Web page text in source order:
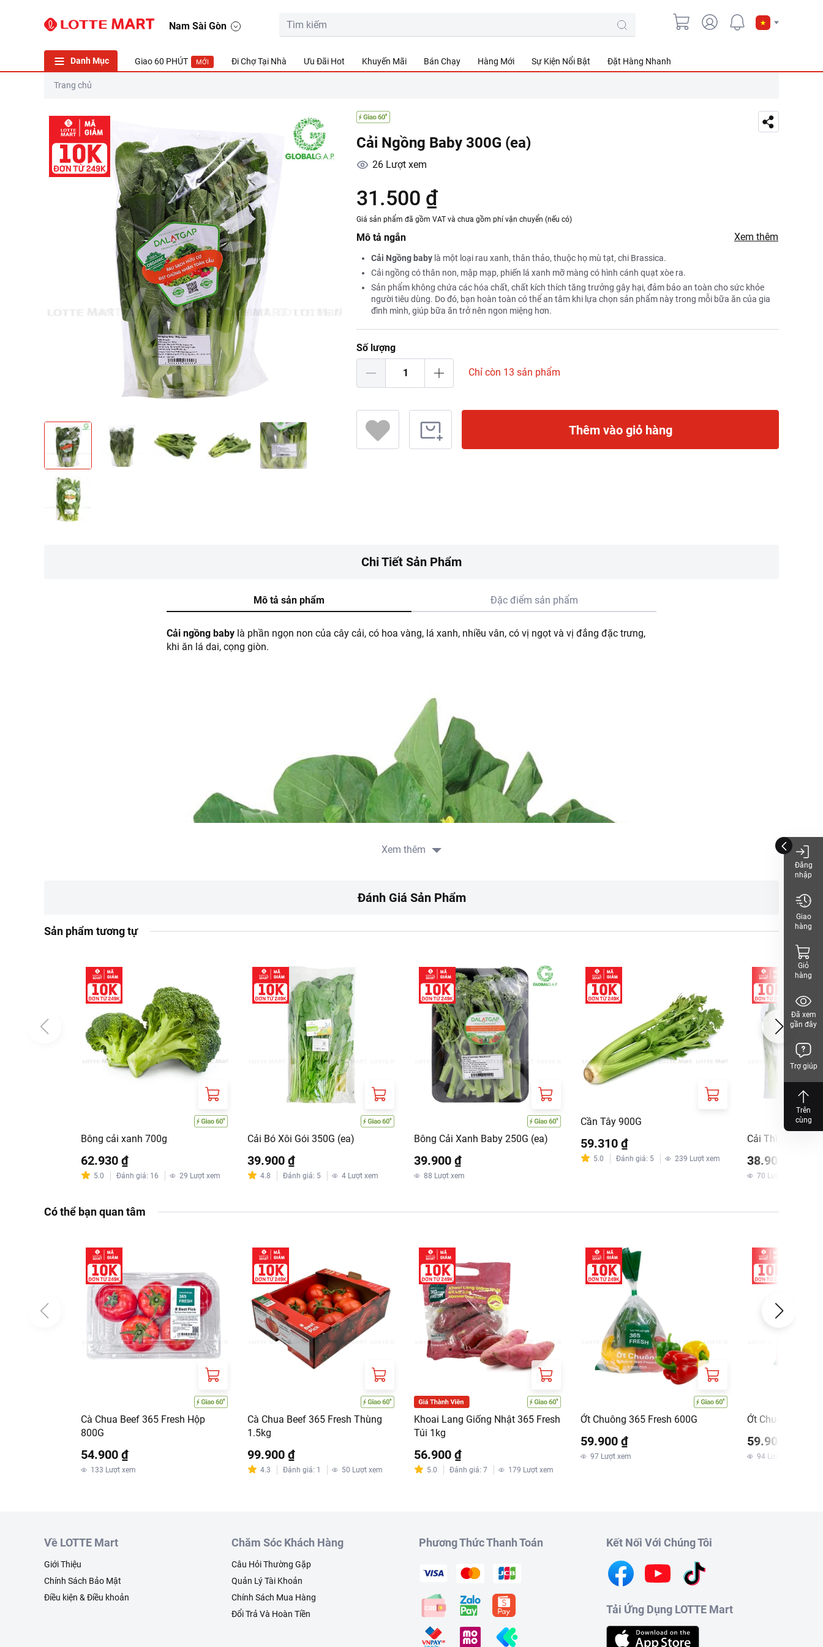
Nam Sài Gòn
Danh Mục Giao 60 PHÚT MỚI Đi Chợ Tại Nhà Ưu Đãi Hot Khuyến Mãi Bán Chạy Hàng Mới Sự Kiện Nổi Bật Đặt Hàng Nhanh
Trang chủ
Cải Ngồng Baby 300G (ea)
26 Lượt xem
31.500 ₫
Giá sản phẩm đã gồm VAT và chưa gồm phí vận chuyển (nếu có)
Mô tả ngắn Xem thêm
Cải Ngồng baby là một loại rau xanh, thân thảo, thuộc họ mù tạt, chi Brassica.
Cải ngồng có thân non, mập mạp, phiến lá xanh mỡ màng có hình cánh quạt xòe ra.
Sản phẩm không chứa các hóa chất, chất kích thích tăng trưởng gây hại, đảm bảo an toàn cho sức khỏe
người tiêu dùng. Do đó, bạn hoàn toàn có thể an tâm khi lựa chọn sản phẩm này trong mỗi bữa ăn của gia
đình mình, giúp bữa ăn trở nên ngon miệng hơn.
Số lượng
Chỉ còn 13 sản phẩm
Thêm vào giỏ hàng
Chi Tiết Sản Phẩm
Mô tả sản phẩm Đặc điểm sản phẩm
Cải ngồng baby là phần ngọn non của cây cải, có hoa vàng, lá xanh, nhiều vân, có vị ngọt và vị đắng đặc trưng,
khi ăn lá dai, cọng giòn.
Xem thêm
Đánh Giá Sản Phẩm
Sản phẩm tương tự
Bông cải xanh 700g
62.930 ₫
5.0 Đánh giá: 16 29 Lượt xem
Cải Bó Xôi Gói 350G (ea)
39.900 ₫
4.8 Đánh giá: 5 4 Lượt xem
Bông Cải Xanh Baby 250G (ea)
39.900 ₫
88 Lượt xem
Cần Tây 900G
59.310 ₫
5.0 Đánh giá: 5 239 Lượt xem
Cải Thìa Baby
38.900 ₫
70 Lượt xem
Có thể bạn quan tâm
Cà Chua Beef 365 Fresh Hộp
800G
54.900 ₫
133 Lượt xem
Cà Chua Beef 365 Fresh Thùng
1.5kg
99.900 ₫
4.3 Đánh giá: 1 50 Lượt xem
Khoai Lang Giống Nhật 365 Fresh
Túi 1kg
56.900 ₫
5.0 Đánh giá: 7 179 Lượt xem
Ớt Chuông 365 Fresh 600G
59.900 ₫
97 Lượt xem
Ớt Chuông Baby
59.900 ₫
94 Lượt xem
Về LOTTE Mart
Giới Thiệu
Chính Sách Bảo Mật
Điều kiện & Điều khoản
Chăm Sóc Khách Hàng
Câu Hỏi Thường Gặp
Quản Lý Tài Khoản
Chính Sách Mua Hàng
Đổi Trả Và Hoàn Tiền
Phương Thức Thanh Toán Kết Nối Với Chúng Tôi
Tải Ứng Dụng LOTTE Mart
Đăng
nhập
Giao
hàng
Giỏ
hàng
Đã xem
gần đây
Trợ giúp
Trên
cùng